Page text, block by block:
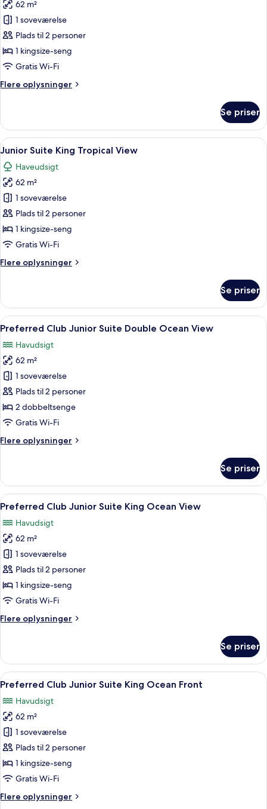
af
Junior
Suite
King
Ocean
62 m²
1 soveværelse
Plads til 2 personer
1 kingsize-seng
Gratis Wi-Fi
Flere oplysninger
Flere
Suite
King
Ocean
Se priser
Indlæs
alle
billeder
af
Junior
Suite
King
Tropical
Et moderne hotelværelse med en
6
Junior Suite King Tropical View
Haveudsigt
62 m²
1 soveværelse
Plads til 2 personer
1 kingsize-seng
Gratis Wi-Fi
Flere oplysninger
Flere
Suite
King
Tropical
Se priser
Indlæs
alle
billeder
af
Preferred
Club
Junior
Suite
Ocean
Et hotelværelse med to senge, en
7
Preferred Club Junior Suite Double Ocean View
Havudsigt
62 m²
1 soveværelse
Plads til 2 personer
2 dobbeltsenge
Gratis Wi-Fi
Flere oplysninger
Flere
Club
Junior
Suite
Ocean
View
Se priser
Indlæs
alle
billeder
af
Preferred
Club
Junior
Suite
Ocean
Et moderne hotelværelse med en
6
Preferred Club Junior Suite King Ocean View
Havudsigt
62 m²
1 soveværelse
Plads til 2 personer
1 kingsize-seng
Gratis Wi-Fi
Flere oplysninger
Flere
Club
Junior
Suite
Ocean
View
Se priser
Indlæs
alle
billeder
af
Preferred
Club
Junior
Suite
Ocean
Et moderne hotelværelse med en
6
Preferred Club Junior Suite King Ocean Front
Havudsigt
62 m²
1 soveværelse
Plads til 2 personer
1 kingsize-seng
Gratis Wi-Fi
Flere oplysninger
Flere